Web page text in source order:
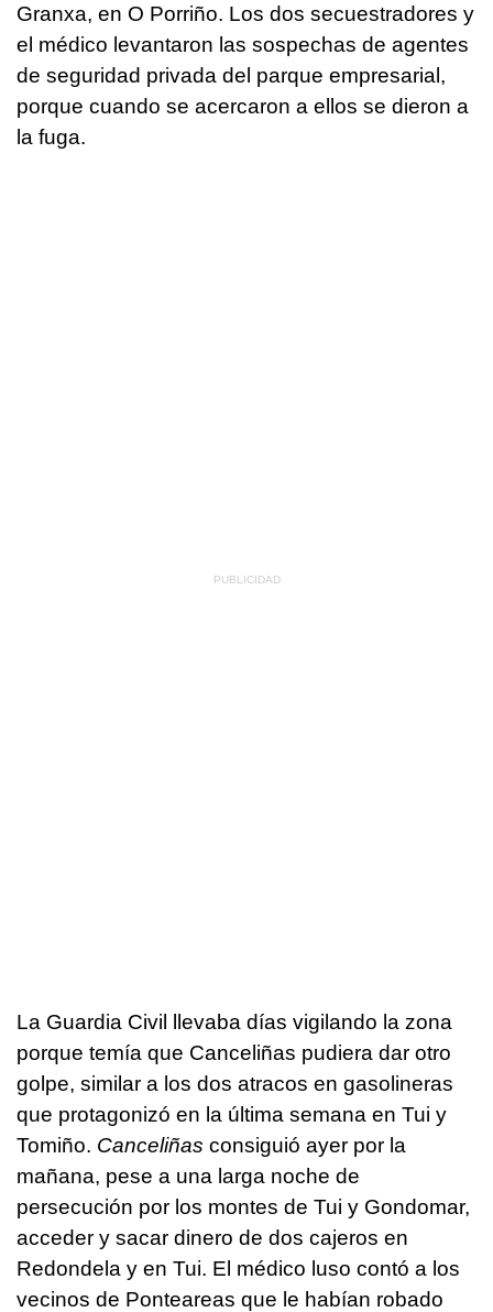
Granxa, en O Porriño. Los dos secuestradores y
el médico levantaron las sospechas de agentes
de seguridad privada del parque empresarial,
porque cuando se acercaron a ellos se dieron a
la fuga.
La Guardia Civil llevaba días vigilando la zona
porque temía que Canceliñas pudiera dar otro
golpe, similar a los dos atracos en gasolineras
que protagonizó en la última semana en Tui y
Tomiño. Canceliñas consiguió ayer por la
mañana, pese a una larga noche de
persecución por los montes de Tui y Gondomar,
acceder y sacar dinero de dos cajeros en
Redondela y en Tui. El médico luso contó a los
vecinos de Ponteareas que le habían robado